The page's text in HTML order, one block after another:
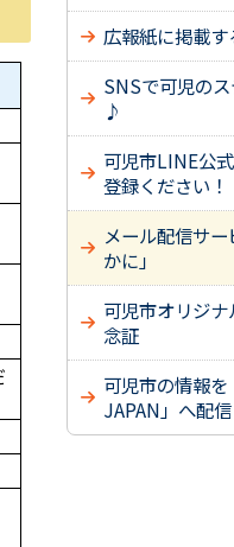
広報紙に掲載
SNSで可児の
♪
可児市LINE公
登録ください！
メール配信サ
かに」
可児市オリジ
念証
可児市の情報を
JAPAN」へ配